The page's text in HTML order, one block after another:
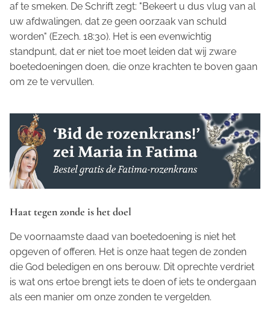
af te smeken. De Schrift zegt: "Bekeert u dus vlug van al
uw afdwalingen, dat ze geen oorzaak van schuld
worden" (Ezech. 18:30). Het is een evenwichtig
standpunt, dat er niet toe moet leiden dat wij zware
boetedoeningen doen, die onze krachten te boven gaan
om ze te vervullen.
Haat tegen zonde is het doel
De voornaamste daad van boetedoening is niet het
opgeven of offeren. Het is onze haat tegen de zonden
die God beledigen en ons berouw. Dit oprechte verdriet
is wat ons ertoe brengt iets te doen of iets te ondergaan
als een manier om onze zonden te vergelden.